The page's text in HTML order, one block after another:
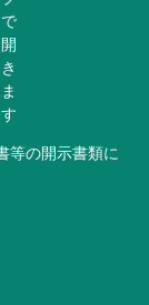
等の開示書類に